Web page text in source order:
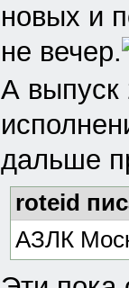
новых и
не вечер.
А выпуск
дальше
roteid
АЗЛК